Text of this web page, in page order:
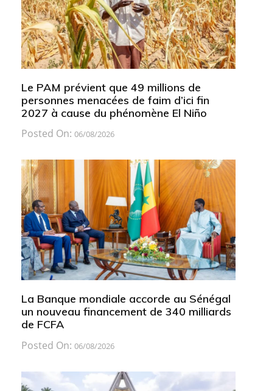
Le PAM prévient que 49 millions de
personnes menacées de faim d’ici fin
2027 à cause du phénomène El Niño
Posted On: 06/08/2026
La Banque mondiale accorde au Sénégal
un nouveau financement de 340 milliards
de FCFA
Posted On: 06/08/2026